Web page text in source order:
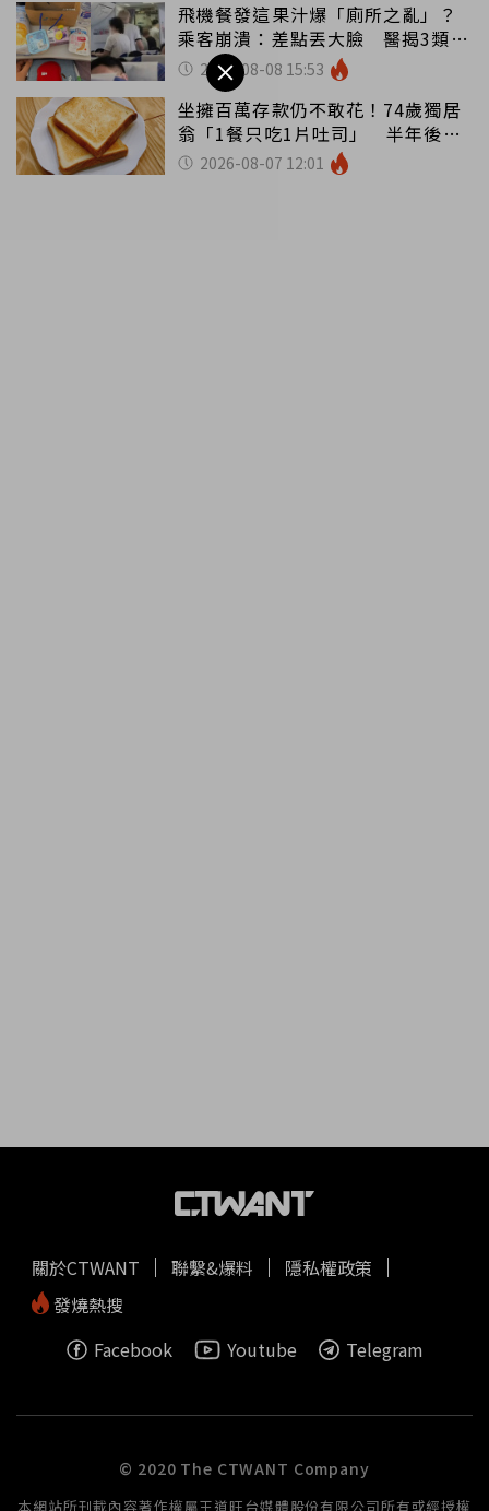
飛機餐發這果汁爆「廁所之亂」？
乘客崩潰：差點丟大臉 醫揭3類人
別亂喝
2026-08-08 15:53
坐擁百萬存款仍不敢花！74歲獨居
翁「1餐只吃1片吐司」 半年後暴
瘦嚇壞女兒
2026-08-07 12:01
關於CTWANT 聯繫&爆料
隱私權政策
發燒熱搜
Facebook
Youtube Telegram
© 2020 The CTWANT Company
本網站所刊載內容著作權屬王道旺台媒體股份有限公司所有或經授權